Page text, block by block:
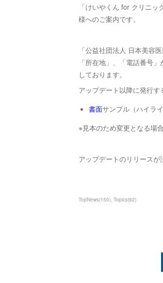
「けいやくん for クリニ
様へのご案内です。
「公益社団法人 日本美容
「所在地」、「電話番号
しております。
アップデート以降に発行す
書面サンプル（ハイラ
※見本のため変更となる場
アップデートのリリースが
TopNews(150) Topics(92)